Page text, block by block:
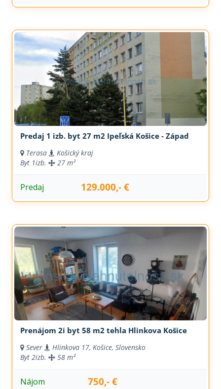
Predaj 1 izb. byt 27 m2 Ipeľská Košice - Západ
Terasa
Košický kraj
Byt 1izb. 27 m²
Predaj 129.000,- €
Prenájom 2i byt 58 m2 tehla Hlinkova Košice
Sever
Hlinkova 17, Košice, Slovensko
Byt 2izb. 58 m²
Nájom 750,- €